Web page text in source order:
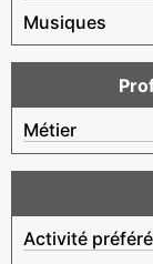
Musiques
Métier
Activité